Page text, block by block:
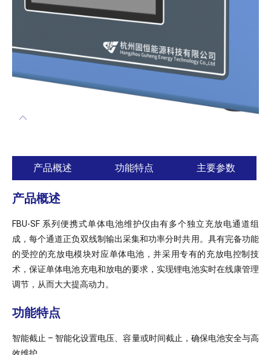
产品概述 功能特点 主要参数
产品概述
FBU-SF 系列便携式单体电池维护仪由有多个独立充放电通道组
成，每个通道正负双线制输出采集和功率分时共用。具有完备功能
的受控的充放电模块对应单体电池，并采用专有的充放电控制技
术，保证单体电池充电和放电的要求，实现锂电池实时在线康管理
调节，从而大大提高动力。
功能特点
智能截止 – 智能化设置电压、容量或时间截止，确保电池安全与高